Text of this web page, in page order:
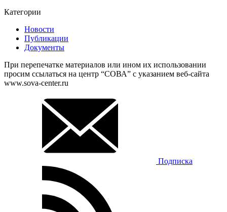
Категории
Новости
Публикации
Документы
При перепечатке материалов или ином их использовании
просим ссылаться на центр “СОВА” с указанием веб-сайта
www.sova-center.ru
Подписка